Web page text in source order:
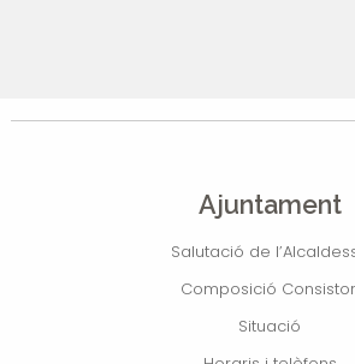
Ajuntament
Salutació de
Composició
Situació